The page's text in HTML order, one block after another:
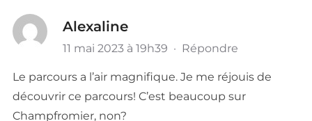
Alexaline
11 mai 2023 à 19h39 · Répondre
Le parcours a l’air magnifique. Je me réjouis de
découvrir ce parcours! C’est beaucoup sur
Champfromier, non?